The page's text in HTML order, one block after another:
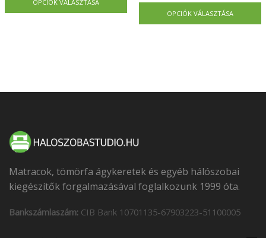
OPCIÓK VÁLASZTÁSA
OPCIÓK VÁLASZTÁSA
Matracok, tömörfa ágykeretek és egyéb hálószobai
kiegészítők forgalmazásával foglalkozunk 1999 óta.
Bankszámlaszám: CIB Bank 10701135-67903223-51100005